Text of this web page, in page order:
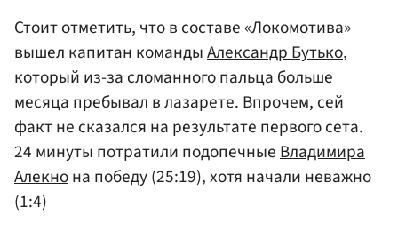
Стоит отметить, что в составе «Локомотива»
вышел капитан командыАлександр Бутько,
который из-за сломанного пальца больше
месяца пребывал в лазарете. Впрочем, сей
факт не сказался на результате первого сета.
24 минуты потратили подопечныеВладимира
Алекнона победу (25:19), хотя начали неважно
(1:4)